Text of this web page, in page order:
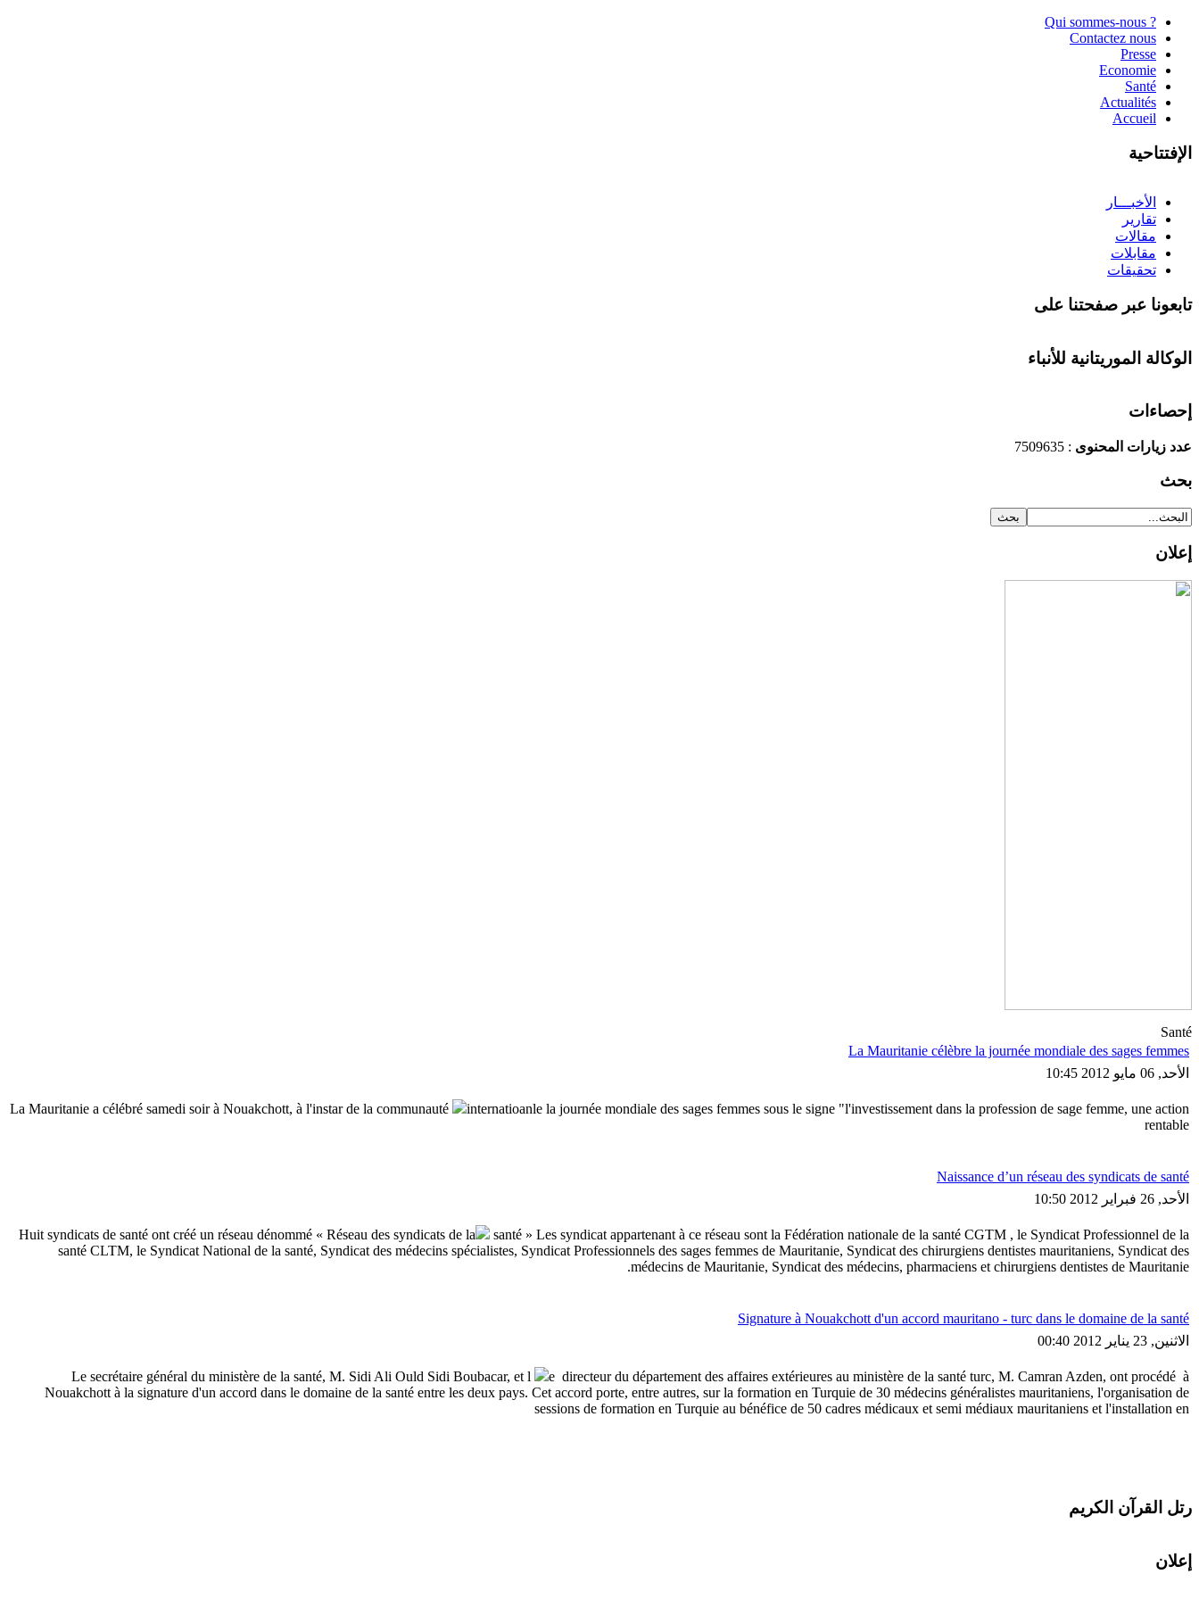
? Qui sommes-nous
Contactez nous
Presse
Economie
Santé
Actualités
Accueil
الإفتتاحية
الأخبـــار
تقارير
مقالات
مقابلات
تحقيقات
تابعونا عبر صفحتنا على
الوكالة الموريتانية للأنباء
إحصاءات
عدد زيارات المحنوى : 7509635
بحث
إعلان
Santé
La Mauritanie célèbre la journée mondiale des sages femmes
الأحد, 06 مايو 2012 10:45
La Mauritanie a célébré samedi soir à Nouakchott, à l'instar de la communauté
internatioanle la journée mondiale des sages femmes sous le signe "l'investissement dans la profession de sage femme, une action
rentable
Naissance d’un réseau des syndicats de santé
الأحد, 26 فبراير 2012 10:50
Huit syndicats de santé ont créé un réseau dénommé « Réseau des syndicats de la
santé » Les syndicat appartenant à ce réseau sont la Fédération nationale de la santé CGTM , le Syndicat Professionnel de la
santé CLTM, le Syndicat National de la santé, Syndicat des médecins spécialistes, Syndicat Professionnels des sages femmes de Mauritanie, Syndicat des chirurgiens dentistes mauritaniens, Syndicat des
médecins de Mauritanie, Syndicat des médecins, pharmaciens et chirurgiens dentistes de Mauritanie.
Signature à Nouakchott d'un accord mauritano - turc dans le domaine de la santé
الاثنين, 23 يناير 2012 00:40
Le secrétaire général du ministère de la santé, M. Sidi Ali Ould Sidi Boubacar, et l
e directeur du département des affaires extérieures au ministère de la santé turc, M. Camran Azden, ont procédé à
Nouakchott à la signature d'un accord dans le domaine de la santé entre les deux pays. Cet accord porte, entre autres, sur la formation en Turquie de 30 médecins généralistes mauritaniens, l'organisation de
sessions de formation en Turquie au bénéfice de 50 cadres médicaux et semi médiaux mauritaniens et l'installation en
رتل القرآن الكريم
إعلان